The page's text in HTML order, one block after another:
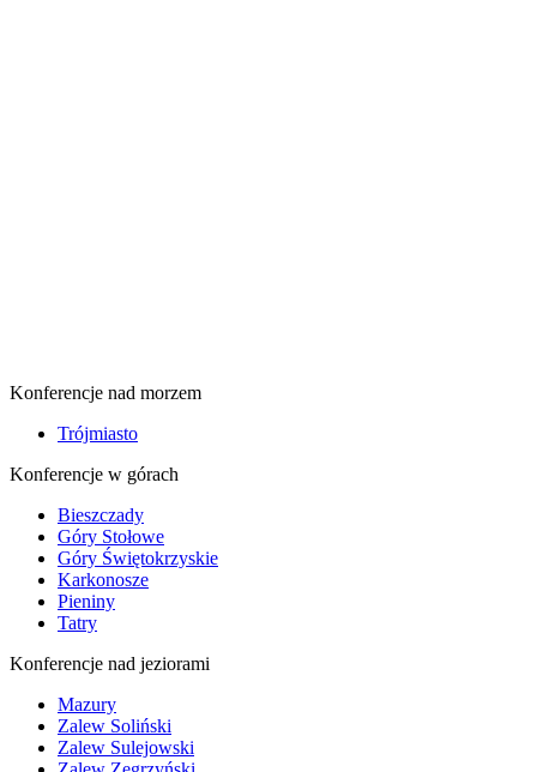
Konferencje nad morzem
Trójmiasto
Konferencje w górach
Bieszczady
Góry Stołowe
Góry Świętokrzyskie
Karkonosze
Pieniny
Tatry
Konferencje nad jeziorami
Mazury
Zalew Soliński
Zalew Sulejowski